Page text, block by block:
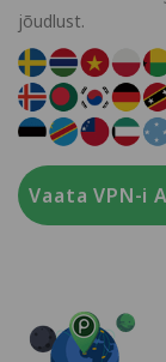
jõudlust.
Vaata VPN-i